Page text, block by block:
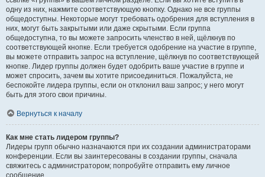
одну из них, нажмите соответствующую кнопку. Однако не все группы
общедоступны. Некоторые могут требовать одобрения для вступления в
них, могут быть закрытыми или даже скрытыми. Если группа
общедоступна, то вы можете запросить членство в ней, щёлкнув по
соответствующей кнопке. Если требуется одобрение на участие в группе,
вы можете отправить запрос на вступление, щёлкнув по соответствующей
кнопке. Лидер группы должен будет одобрить ваше участие в группе и
может спросить, зачем вы хотите присоединиться. Пожалуйста, не
беспокойте лидера группы, если он отклонил ваш запрос; у него могут
быть для этого свои причины.
Вернуться к началу
Как мне стать лидером группы?
Лидеры групп обычно назначаются при их создании администраторами
конференции. Если вы заинтересованы в создании группы, сначала
свяжитесь с администратором; попробуйте отправить ему личное
сообщение.